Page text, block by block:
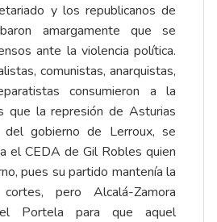
y los republicanos de
amargamente que se
ante la violencia política.
comunistas, anarquistas,
consumieron a la
que la represión de Asturias
gobierno de Lerroux, se
el CEDA de Gil Robles quien
pues su partido mantenía la
pero Alcalá-Zamora
Portela para que aquel